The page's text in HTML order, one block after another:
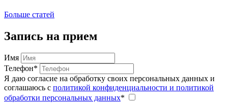
Больше статей
Запись на прием
Имя
Телефон*
Я даю согласие на обработку своих персональных данных и
соглашаюсь с политикой конфиденциальности и политикой
обработки персональных данных*